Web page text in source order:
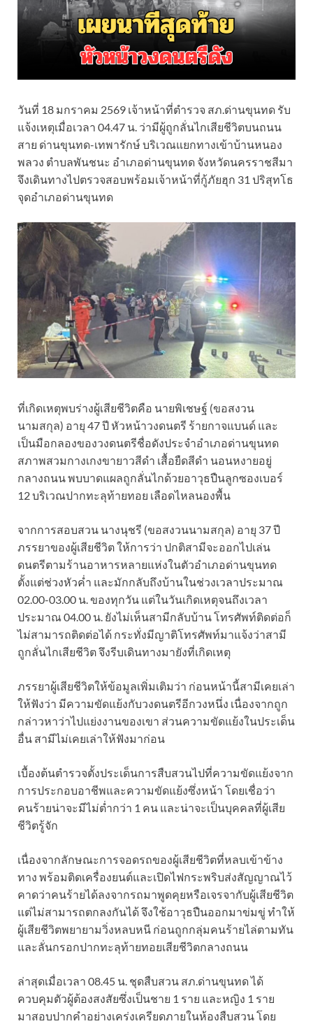
วันที่ 18 มกราคม 2569 เจ้าหน้าที่ตำรวจ สภ.ด่านขุนทด รับ
แจ้งเหตุเมื่อเวลา 04.47 น. ว่ามีผู้ถูกลั่นไกเสียชีวิตบนถนน
สาย ด่านขุนทด-เทพารักษ์ บริเวณแยกทางเข้าบ้านหนอง
พลวง ตำบลพันชนะ อำเภอด่านขุนทด จังหวัดนครราชสีมา
จึงเดินทางไปตรวจสอบพร้อมเจ้าหน้าที่กู้ภัยฮุก 31 ปริสุทโธ
จุดอำเภอด่านขุนทด
ที่เกิดเหตุพบร่างผู้เสียชีวิตคือ นายพิเชษฐ์ (ขอสงวน
นามสกุล) อายุ 47 ปี หัวหน้าวงดนตรี ร้ายกาจแบนด์ และ
เป็นมือกลองของวงดนตรีชื่อดังประจำอำเภอด่านขุนทด
สภาพสวมกางเกงขายาวสีดำ เสื้อยืดสีดำ นอนหงายอยู่
กลางถนน พบบาดแผลถูกลั่นไกด้วยอาวุธปืนลูกซองเบอร์
12 บริเวณปากทะลุท้ายทอย เลือดไหลนองพื้น
จากการสอบสวน นางนุชรี (ขอสงวนนามสกุล) อายุ 37 ปี
ภรรยาของผู้เสียชีวิต ให้การว่า ปกติสามีจะออกไปเล่น
ดนตรีตามร้านอาหารหลายแห่งในตัวอำเภอด่านขุนทด
ตั้งแต่ช่วงหัวค่ำ และมักกลับถึงบ้านในช่วงเวลาประมาณ
02.00-03.00 น. ของทุกวัน แต่ในวันเกิดเหตุจนถึงเวลา
ประมาณ 04.00 น. ยังไม่เห็นสามีกลับบ้าน โทรศัพท์ติดต่อก็
ไม่สามารถติดต่อได้ กระทั่งมีญาติโทรศัพท์มาแจ้งว่าสามี
ถูกลั่นไกเสียชีวิต จึงรีบเดินทางมายังที่เกิดเหตุ
ภรรยาผู้เสียชีวิตให้ข้อมูลเพิ่มเติมว่า ก่อนหน้านี้สามีเคยเล่า
ให้ฟังว่า มีความขัดแย้งกับวงดนตรีอีกวงหนึ่ง เนื่องจากถูก
กล่าวหาว่าไปแย่งงานของเขา ส่วนความขัดแย้งในประเด็น
อื่น สามีไม่เคยเล่าให้ฟังมาก่อน
เบื้องต้นตำรวจตั้งประเด็นการสืบสวนไปที่ความขัดแย้งจาก
การประกอบอาชีพและความขัดแย้งซึ่งหน้า โดยเชื่อว่า
คนร้ายน่าจะมีไม่ต่ำกว่า 1 คน และน่าจะเป็นบุคคลที่ผู้เสีย
ชีวิตรู้จัก
เนื่องจากลักษณะการจอดรถของผู้เสียชีวิตที่หลบเข้าข้าง
ทาง พร้อมติดเครื่องยนต์และเปิดไฟกระพริบส่งสัญญาณไว้
คาดว่าคนร้ายได้ลงจากรถมาพูดคุยหรือเจรจากับผู้เสียชีวิต
แต่ไม่สามารถตกลงกันได้ จึงใช้อาวุธปืนออกมาข่มขู่ ทำให้
ผู้เสียชีวิตพยายามวิ่งหลบหนี ก่อนถูกกลุ่มคนร้ายไล่ตามทัน
และลั่นกรอกปากทะลุท้ายทอยเสียชีวิตกลางถนน
ล่าสุดเมื่อเวลา 08.45 น. ชุดสืบสวน สภ.ด่านขุนทด ได้
ควบคุมตัวผู้ต้องสงสัยซึ่งเป็นชาย 1 ราย และหญิง 1 ราย
มาสอบปากคำอย่างเคร่งเครียดภายในห้องสืบสวน โดย